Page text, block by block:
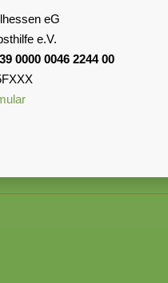
eG
e.V.
0000 0046 2244 00